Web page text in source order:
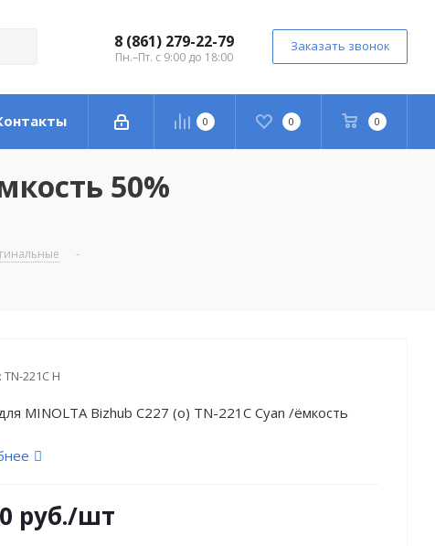
8 (861) 279-22-79
Пн.–Пт. с 9:00 до 18:00
Заказать звонок
0 0 0
50%
-
TN-221C H
MINOLTA Bizhub C227 (o) TN-221C Cyan /ёмкость
руб./шт